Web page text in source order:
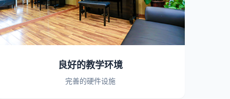
良好的教学环境
完善的硬件设施